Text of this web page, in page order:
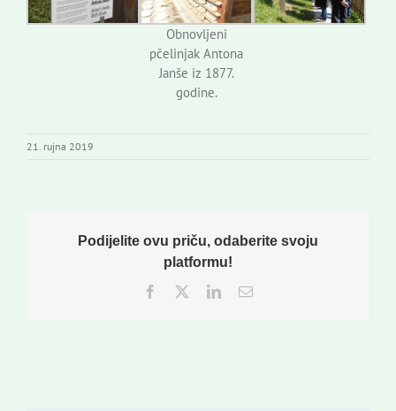
Obnovljeni
pčelinjak Antona
Janše iz 1877.
godine.
21. rujna 2019
Podijelite ovu priču, odaberite svoju
platformu!
Facebook
TwitterLinkedInEmail: